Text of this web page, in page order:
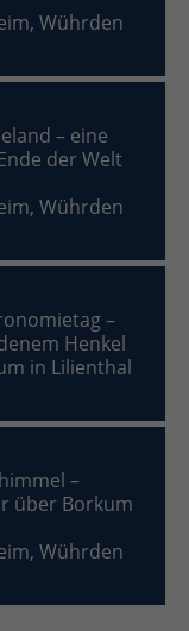
Wührden
– eine
der Welt
Wührden
–
Henkel
in Lilienthal
–
über Borkum
Wührden